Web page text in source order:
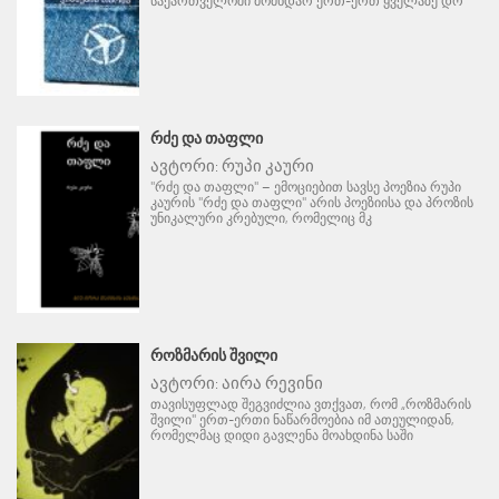
ᲠᲫᲔ ᲓᲐ ᲗᲐᲤᲚᲘ
ავტორი: რუპი კაური
"რძე და თაფლი" – ემოციებით სავსე პოეზია რუპი
კაურის "რძე და თაფლი" არის პოეზიისა და პროზის
უნიკალური კრებული, რომელიც მკ
ᲠᲝᲖᲛᲐᲠᲘᲡ ᲨᲕᲘᲚᲘ
ავტორი: აირა რევინი
თავისუფლად შეგვიძლია ვთქვათ, რომ „როზმარის
შვილი" ერთ-ერთი ნაწარმოებია იმ ათეულიდან,
რომელმაც დიდი გავლენა მოახდინა საში